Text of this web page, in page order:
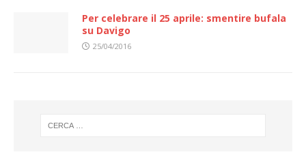
Per celebrare il 25 aprile: smentire bufala
su Davigo
25/04/2016